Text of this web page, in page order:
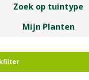
Zoek op tuintype
Mijn Planten